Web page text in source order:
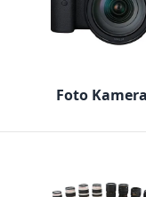
Foto